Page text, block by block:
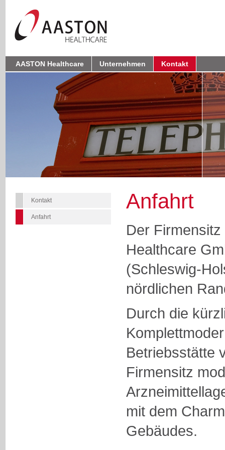
AASTON Healthcare Unternehmen Kontakt
Kontakt
Anfahrt
Anfahrt
Der
Healthcare
(Schleswig-
nördlichen
Durch die
Betriebsstätte
Firmensitz
mit dem
Gebäudes.